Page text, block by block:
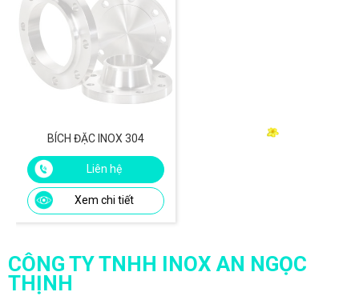
BÍCH ĐẶC INOX 304
Liên hệ
Xem chi tiết
CÔNG TY TNHH INOX AN NGỌC
THỊNH